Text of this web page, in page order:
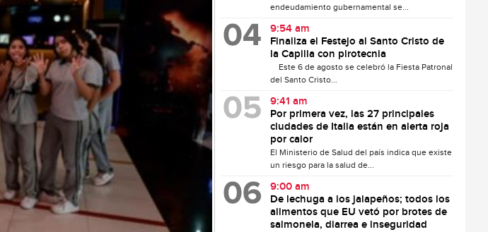
endeudamiento gubernamental se...
9:54 am
Finaliza el Festejo al Santo Cristo de
la Capilla con pirotecnia
Este 6 de agosto se celebró la Fiesta Patronal
del Santo Cristo...
9:41 am
Por primera vez, las 27 principales
ciudades de Italia están en alerta roja
por calor
El Ministerio de Salud del país indica que existe
un riesgo para la salud de...
9:00 am
De lechuga a los jalapeños; todos los
alimentos que EU vetó por brotes de
salmonela, diarrea e inseguridad